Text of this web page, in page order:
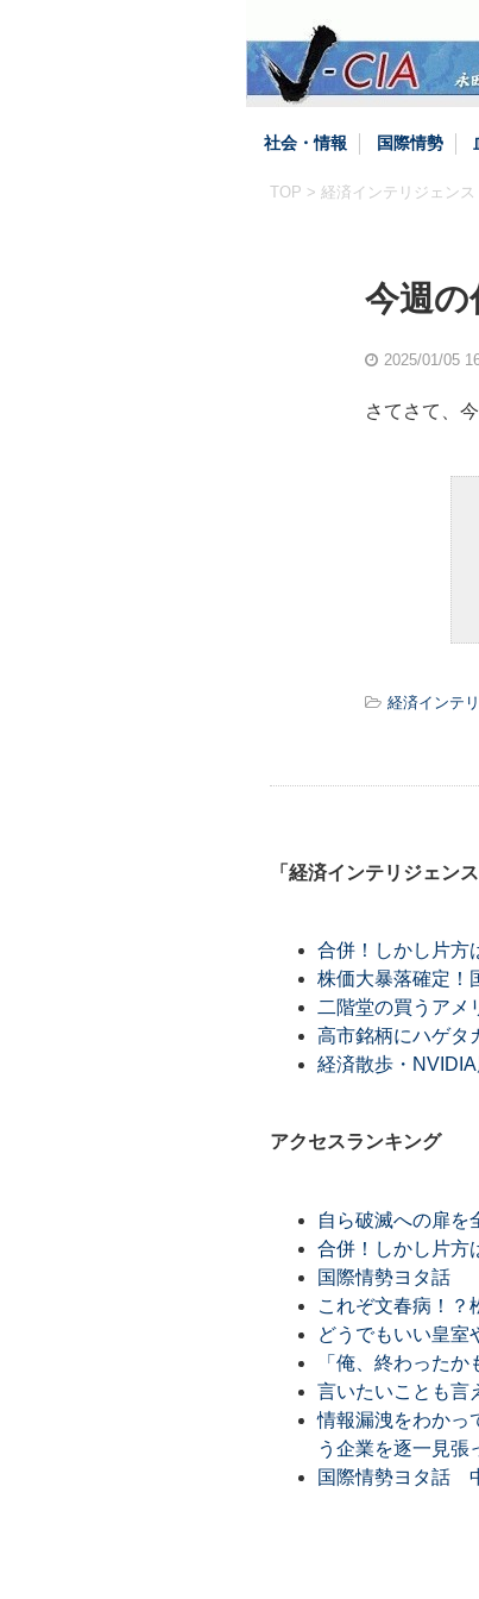
社会・情報 国際情勢
TOP > 経済インテリジェンス
今週の
2025/01/05
さてさて、
経済インテ
「経済インテリジェン
合併！しかし片方
株価大暴落確定！
二階堂の買うアメ
高市銘柄にハゲタ
経済散歩・
アクセスランキング
自ら破滅への扉を
合併！しかし片方
国際情勢ヨタ話
これぞ文春病！？
どうでもいい皇室
「俺、終わった
言いたいことも言
情報漏洩をわかっ
う企業を逐一見張
国際情勢ヨタ話